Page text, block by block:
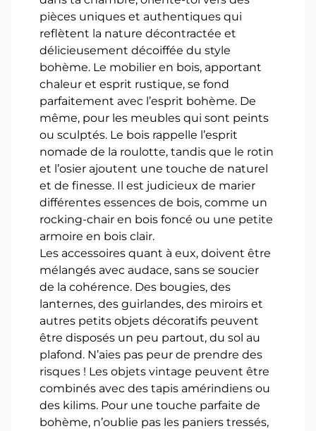
pièces uniques et authentiques qui
reflètent la nature décontractée et
délicieusement décoiffée du style
bohème. Le mobilier en bois, apportant
chaleur et esprit rustique, se fond
parfaitement avec l’esprit bohème. De
même, pour les meubles qui sont peints
ou sculptés. Le bois rappelle l’esprit
nomade de la roulotte, tandis que le rotin
et l’osier ajoutent une touche de naturel
et de finesse. Il est judicieux de marier
différentes essences de bois, comme un
rocking-chair en bois foncé ou une petite
armoire en bois clair.
Les accessoires quant à eux, doivent être
mélangés avec audace, sans se soucier
de la cohérence. Des bougies, des
lanternes, des guirlandes, des miroirs et
autres petits objets décoratifs peuvent
être disposés un peu partout, du sol au
plafond. N’aies pas peur de prendre des
risques ! Les objets vintage peuvent être
combinés avec des tapis amérindiens ou
des kilims. Pour une touche parfaite de
bohème, n’oublie pas les paniers tressés,